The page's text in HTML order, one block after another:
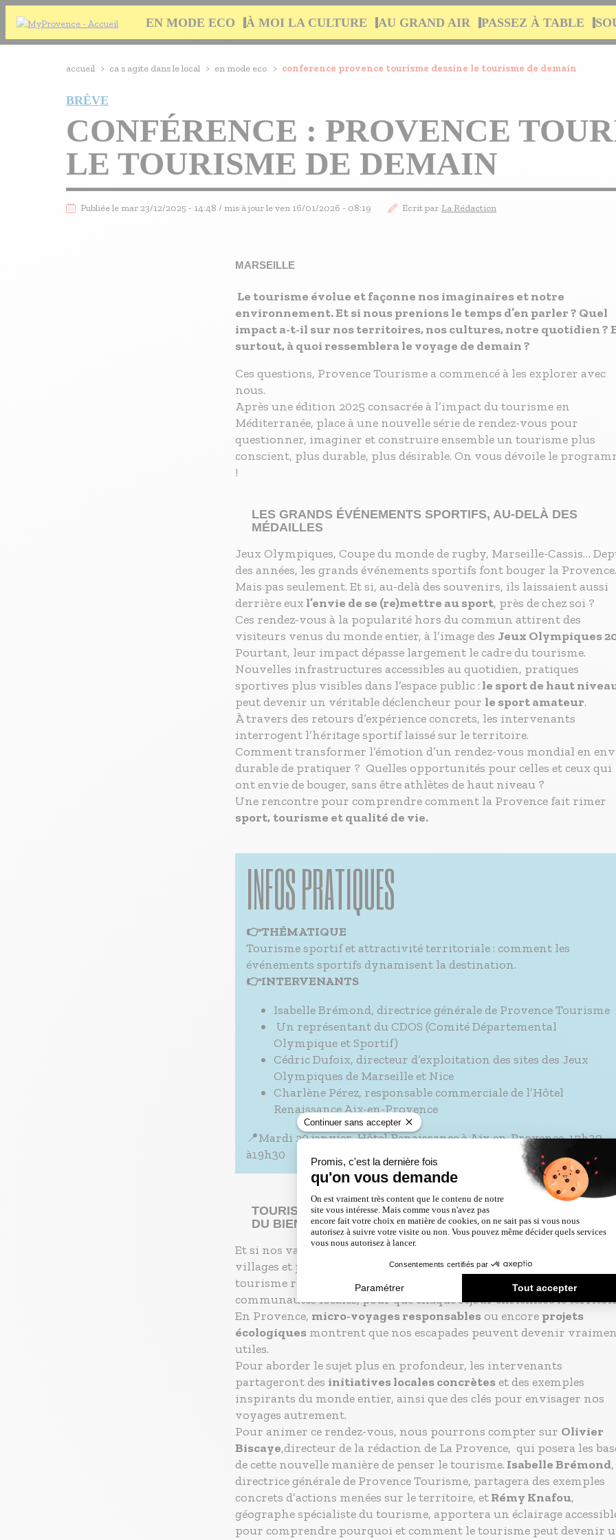
Aller
NavigationEN MODE ECO À MOI LA CULTURE AU GRAND AIR PASSEZ À TABLE
EN MODE ECO
AU GRAND AIR
PASSEZ À TABLE
SOUS TOUTES LES COUTUMES
TOURISME ET HANDICAP
ENVIE DE BALADE
Fil
accueil > ca s agite dans le local > en mode eco > conference provence tourisme dessine le tourisme de demain
BRÈVE
CONFÉRENCE : PROVENCE
LE TOURISME DE DEMAIN
Publiée le mar 23/12/2025 - 14:48 / mis à jour le ven 16/01/2026 - 08:19 Ecrit par La Rédaction
MARSEILLE
Le tourisme évolue et façonne nos imaginaires et notre
environnement. Et si nous prenions le temps d’en parler ? Quel
impact a-t-il sur nos territoires, nos cultures, notre quotidien ?
surtout, à quoi ressemblera le voyage de demain ?
Ces questions, Provence Tourisme a commencé à les explorer avec
nous.
Après une édition 2025 consacrée à l’impact du tourisme en
Méditerranée, place à une nouvelle série de rendez-vous pour
questionner, imaginer et construire ensemble un tourisme plus
conscient, plus durable, plus désirable. On vous dévoile le
!
LES GRANDS ÉVÉNEMENTS SPORTIFS, AU-DELÀ DES
MÉDAILLES
Jeux Olympiques, Coupe du monde de rugby, Marseille-Cassis…
des années, les grands événements sportifs font bouger la Provence.
Mais pas seulement. Et si, au-delà des souvenirs, ils laissaient aussi
derrière eux l’envie de se (re)mettre au sport, près de chez soi ?
Ces rendez-vous à la popularité hors du commun attirent des
visiteurs venus du monde entier, à l’image des Jeux Olympiques
Pourtant, leur impact dépasse largement le cadre du tourisme.
Nouvelles infrastructures accessibles au quotidien, pratiques
sportives plus visibles dans l’espace public : le sport de haut
peut devenir un véritable déclencheur pour le sport amateur.
À travers des retours d’expérience concrets, les intervenants
interrogent l’héritage sportif laissé sur le territoire.
Comment transformer l’émotion d’un rendez-vous mondial en
durable de pratiquer ? Quelles opportunités pour celles et ceux qui
ont envie de bouger, sans être athlètes de haut niveau ?
Une rencontre pour comprendre comment la Provence fait rimer
sport, tourisme et qualité de vie.
INFOS PRATIQUES
👉THÉMATIQUE
Tourisme sportif et attractivité territoriale : comment les
événements sportifs dynamisent la destination.
👉INTERVENANTS
Isabelle Brémond, directrice générale de Provence Tourisme
Un représentant du CDOS (Comité Départemental
Olympique et Sportif)
Cédric Dufoix, directeur d’exploitation des sites des Jeux
Olympiques de Marseille et Nice
Charlène Pérez, responsable commerciale de l’Hôtel
Renaissance Aix-en-Provence
📍Mardi 20 janvier, Hôtel Renaissance à Aix-en-Provence, 17h30
à19h30
TOURISME RÉGÉNÉRATIF : QUAND VOS VACANCES FONT
DU BIEN AU TERRITOIRE
Et si nos vacances pouvaientlaisser une trace positive
villages et paysages que nous découvrons ? C’est le principe du
tourisme régénératif : voyager en soutenant la nature et les
communautés locales, pour que chaque séjour enrichisse le
En Provence, micro-voyages responsablesou encore projets
écologiques montrent que nos escapades peuvent devenir
utiles.
Pour aborder le sujet plus en profondeur, les intervenants
partageront des initiatives locales concrètes et des exemples
inspirants du monde entier, ainsi que des clés pour envisager nos
voyages autrement.
Pour animer ce rendez-vous, nous pourrons compter sur Olivier
Biscaye,directeur de la rédaction de La Provence, qui posera les
de cette nouvelle manière de penser le tourisme. Isabelle Brémond,
directrice générale de Provence Tourisme, partagera des exemples
concrets d’actions menées sur le territoire, etRémy Knafou,
géographe spécialiste du tourisme, apportera un éclairage
pour comprendre pourquoi et comment le tourisme peut devenir